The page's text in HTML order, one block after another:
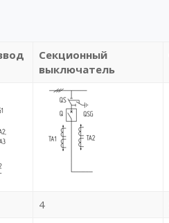
Секционный
выключатель
4